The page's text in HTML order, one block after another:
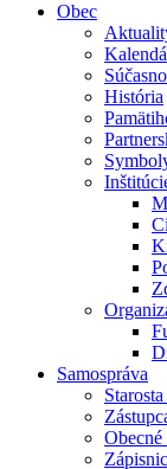
Obec
História
Samospráva